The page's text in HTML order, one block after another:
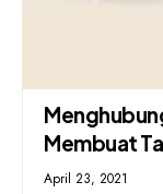
Membuat
April 23, 2021